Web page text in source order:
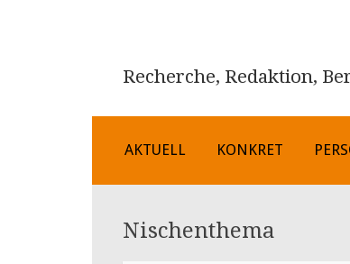
Recherche, Redaktion,
ZUM
SPRINGEN
AKTUELL KONKRET
Nischenthema